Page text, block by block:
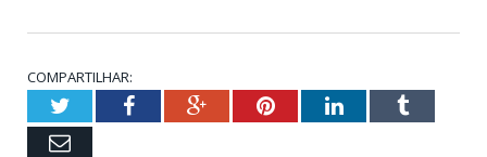
COMPARTILHAR:
TwitterFacebookGoogle+PinterestLinkedInTumblr
Email